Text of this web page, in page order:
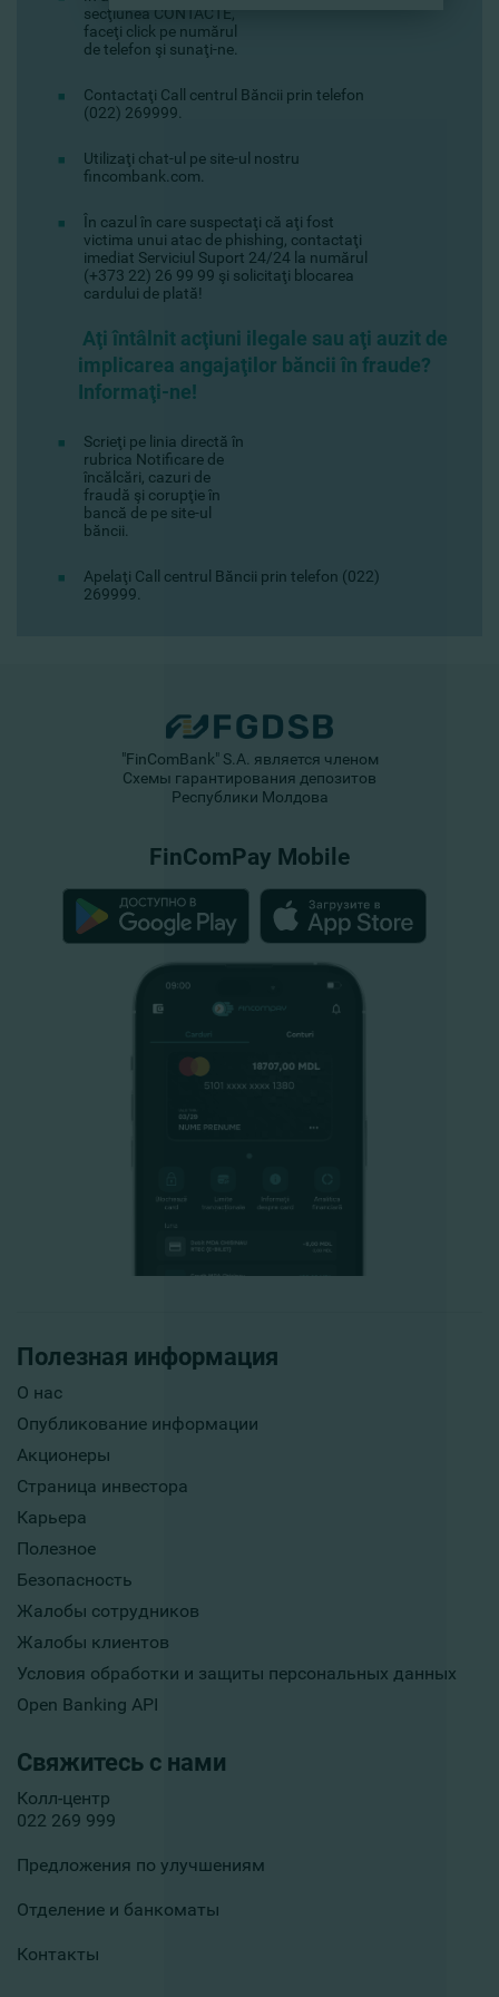
secţiunea CONTACTE,
faceţi click pe numărul
de telefon şi sunaţi-ne.
Contactaţi Сall centrul Băncii prin telefon
(022) 269999.
Utilizaţi chat-ul pe site-ul nostru
fincombank.com.
În cazul în care suspectaţi că aţi fost
victima unui atac de phishing, contactaţi
imediat Serviciul Suport 24/24 la numărul
(+373 22) 26 99 99 şi solicitaţi blocarea
cardului de plată!
Aţi întâlnit acţiuni ilegale sau aţi auzit de
implicarea angajaţilor băncii în fraude?
Informaţi-ne!
Scrieţi pe linia directă în
rubrica Notificare de
încălcări, cazuri de
fraudă şi corupţie în
bancă de pe site-ul
băncii.
Apelaţi Call centrul Băncii prin telefon (022)
269999.
Полезная информация
О нас
Опубликование информации
Акционеры
Страница инвестора
Карьера
Полезное
Безопасность
Жалобы сотрудников
Жалобы клиентов
Условия обработки и защиты персональных данных
Open Banking API
Свяжитесь с нами
Колл-центр
022 269 999
Предложения по улучшениям
Отделение и банкоматы
Контакты
"FinComBank" S.A. является членом
Схемы гарантирования депозитов
Республики Молдова
FinComPay Mobile